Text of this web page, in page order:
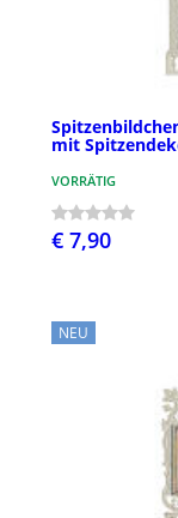
mit
VORRÄTIG
€ 7,90
NEU